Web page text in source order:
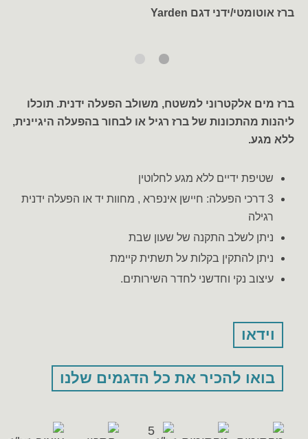
ברז אוטומטי/ידני דגם Yarden
ברז מים אלקטרוני למשטח, משולב הפעלה ידנית. תוכלו
ליהנות מהתכונות של ברז רגיל או לבחור בהפעלה היגיינית,
ללא מגע.
שטיפת ידיים ללא מגע לחלוטין
3 דרכי הפעלה: חיישן אינפרא , מחוות יד או הפעלה ידנית
רגילה
ניתן לשלב התקנה של שעון שבת
ניתן להתקין בקלות על תשתית קיימת
עיצוב נקי וחדשני לחדר השירותים.
וידאו
בואו להכיר את כל הדגמים שלנו